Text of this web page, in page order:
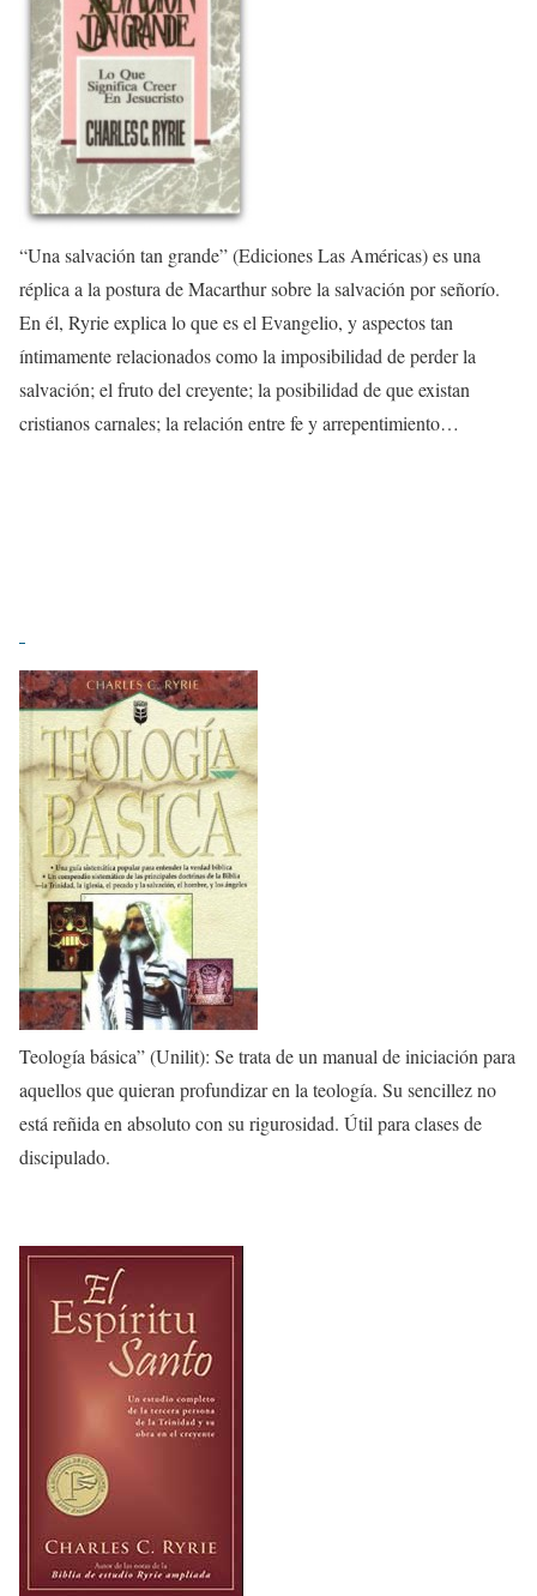
“Una salvación tan grande” (Ediciones Las Américas) es una
réplica a la postura de Macarthur sobre la salvación por señorío.
En él, Ryrie explica lo que es el Evangelio, y aspectos tan
íntimamente relacionados como la imposibilidad de perder la
salvación; el fruto del creyente; la posibilidad de que existan
cristianos carnales; la relación entre fe y arrepentimiento…
Teología básica” (Unilit): Se trata de un manual de iniciación para
aquellos que quieran profundizar en la teología. Su sencillez no
está reñida en absoluto con su rigurosidad. Útil para clases de
discipulado.